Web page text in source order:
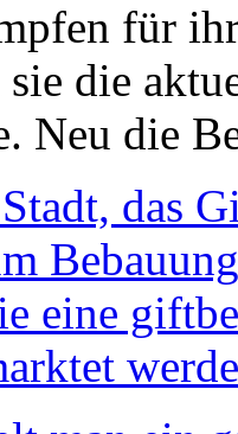
für
sie die
Neu die
das
eine